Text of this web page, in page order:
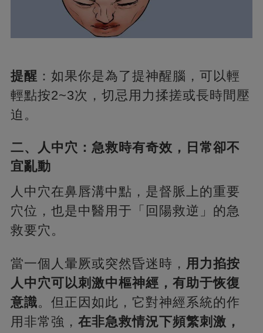
提醒 ：如果你是為了提神醒腦，可以輕
輕點按2~3次，切忌用力揉搓或長時間壓
迫。
二、人中穴：急救時有奇效，日常卻不
宜亂動
人中穴在鼻唇溝中點，是督脈上的重要
穴位，也是中醫用于「回陽救逆」的急
救要穴。
當一個人暈厥或突然昏迷時， 用力掐按
人中穴可以刺激中樞神經，有助于恢復
意識。但正因如此，它對神經系統的作
用非常強， 在非急救情況下頻繁刺激，